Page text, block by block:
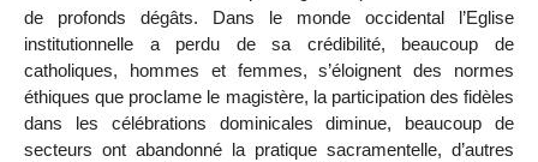
de profonds dégâts. Dans le monde occidental l’Eglise
institutionnelle a perdu de sa crédibilité, beaucoup de
catholiques, hommes et femmes, s’éloignent des normes
éthiques que proclame le magistère, la participation des fidèles
dans les célébrations dominicales diminue, beaucoup de
secteurs ont abandonné la pratique sacramentelle, d’autres